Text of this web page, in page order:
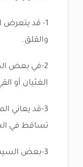
1- قد يتعرض
والقلق.
2-في بعض
الغثيان أو
3-قد يعاني
تساقط في
3-بعض السيدات قد يتعرضن لانقطاع مبكر للطمث.